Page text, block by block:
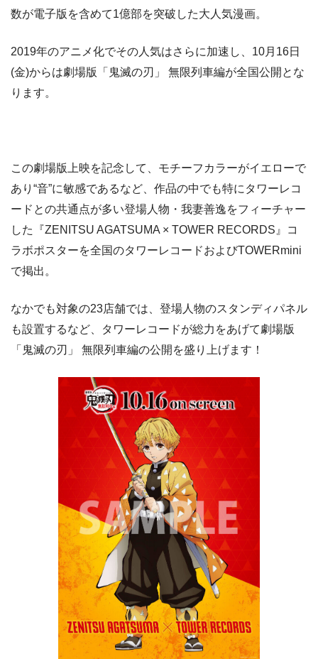
数が電子版を含めて1億部を突破した大人気漫画。
2019年のアニメ化でその人気はさらに加速し、10月16日
(金)からは劇場版「鬼滅の刃」 無限列車編が全国公開とな
ります。
この劇場版上映を記念して、モチーフカラーがイエローで
あり“音”に敏感であるなど、作品の中でも特にタワーレコ
ードとの共通点が多い登場人物・我妻善逸をフィーチャー
した『ZENITSU AGATSUMA × TOWER RECORDS』コ
ラボポスターを全国のタワーレコードおよびTOWERmini
で掲出。
なかでも対象の23店舗では、登場人物のスタンディパネル
も設置するなど、タワーレコードが総力をあげて劇場版
「鬼滅の刃」 無限列車編の公開を盛り上げます！